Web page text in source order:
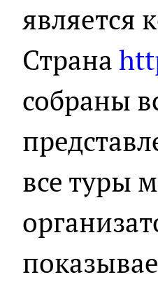
является
Страна
собраны
все туры